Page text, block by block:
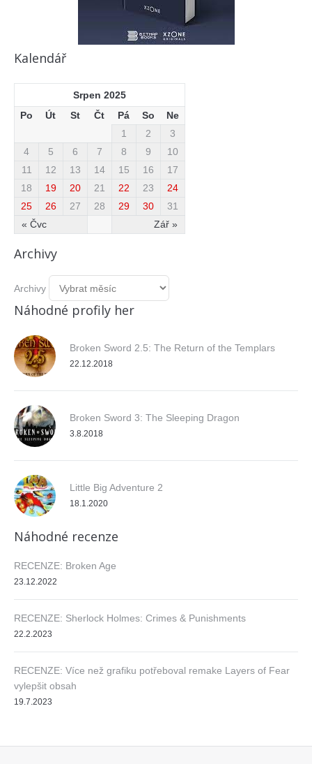
Kalendář
Srpen 2025
Po
Út St Čt Pá So Ne
« Čvc Zář »
1 2
3
4
5 6 7 8 9
10
11
12 13 14 15 16
17
18
19 20 21 22 23
24
25
26 27 28 29 30 31
Archivy
Archivy
Náhodné profily her
Broken Sword 2.5: The Return of the Templars
22.12.2018
Broken Sword 3: The Sleeping Dragon
3.8.2018
Little Big Adventure 2
18.1.2020
Náhodné recenze
RECENZE: Broken Age
23.12.2022
RECENZE: Sherlock Holmes: Crimes & Punishments
22.2.2023
RECENZE: Více než grafiku potřeboval remake Layers of Fear
vylepšit obsah
19.7.2023